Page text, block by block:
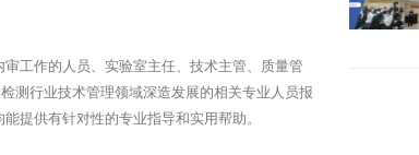
工作的人员、实验室主任、技术主管、质量管
测行业技术管理领域深造发展的相关专业人员报
提供有针对性的专业指导和实用帮助。